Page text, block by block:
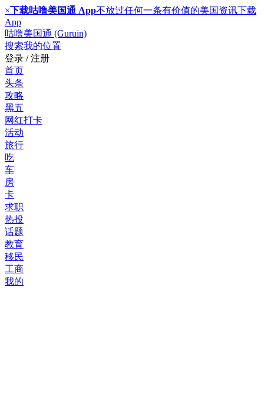
×下载咕噜美国通 App不放过任何一条有价值的美国资讯下载
App
咕噜美国通 (Guruin)
搜索我的位置
登录 / 注册
首页
头条
攻略
黑五
网红打卡
活动
旅行
吃
车
房
卡
求职
热投
话题
教育
移民
工商
我的